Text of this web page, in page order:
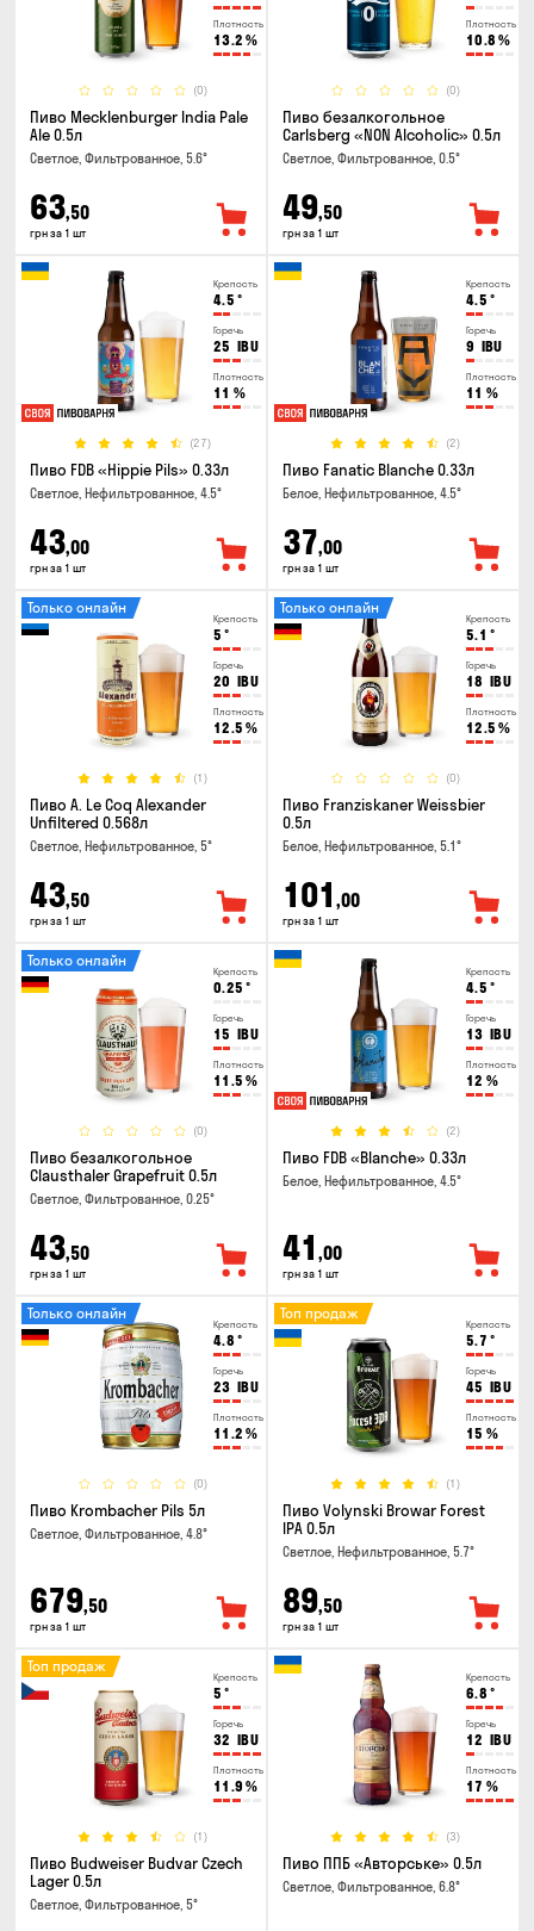
Плотность
13.2 %
(0)
Пиво Mecklenburger India Pale
Ale 0.5л
Светлое, Фильтрованное, 5.6°
63,50
грн за 1 шт
Плотность
10.8 %
(0)
Пиво безалкогольное
Carlsberg «NON Alcoholic» 0.5л
Светлое, Фильтрованное, 0.5°
49,50
грн за 1 шт
Крепость
4.5 °
Горечь
25 IBU
Плотность
11 %
(27)
Пиво FDB «Hippie Pils» 0.33л
Светлое, Нефильтрованное, 4.5°
43,00
грн за 1 шт
Крепость
4.5 °
Горечь
9 IBU
Плотность
11 %
(2)
Пиво Fanatic Blanche 0.33л
Белое, Нефильтрованное, 4.5°
37,00
грн за 1 шт
Крепость
5 °
Горечь
20 IBU
Плотность
12.5 %
(1)
Только онлайн
Пиво A. Le Coq Alexander
Unfiltered 0.568л
Светлое, Нефильтрованное, 5°
43,50
грн за 1 шт
Крепость
5.1 °
Горечь
18 IBU
Плотность
12.5 %
(0)
Только онлайн
Пиво Franziskaner Weissbier
0.5л
Белое, Нефильтрованное, 5.1°
101 ,00
грн за 1 шт
Крепость
0.25 °
Горечь
15 IBU
Плотность
11.5 %
(0)
Только онлайн
Пиво безалкогольное
Clausthaler Grapefruit 0.5л
Светлое, Фильтрованное, 0.25°
43,50
грн за 1 шт
Крепость
4.5 °
Горечь
13 IBU
Плотность
12 %
(2)
Пиво FDB «Blanche» 0.33л
Белое, Нефильтрованное, 4.5°
41 ,00
грн за 1 шт
Крепость
4.8 °
Горечь
23 IBU
Плотность
11.2 %
(0)
Только онлайн
Пиво Krombacher Pils 5л
Светлое, Фильтрованное, 4.8°
679,50
грн за 1 шт
Крепость
5.7 °
Горечь
45 IBU
Плотность
15 %
(1)
Топ продаж
Пиво Volynski Browar Forest
IPA 0.5л
Светлое, Нефильтрованное, 5.7°
89,50
грн за 1 шт
Крепость
5 °
Горечь
32 IBU
Плотность
11.9 %
(1)
Топ продаж
Пиво Budweiser Budvar Czech
Lager 0.5л
Светлое, Фильтрованное, 5°
Крепость
6.8 °
Горечь
12 IBU
Плотность
17 %
(3)
Пиво ППБ «Авторське» 0.5л
Светлое, Фильтрованное, 6.8°